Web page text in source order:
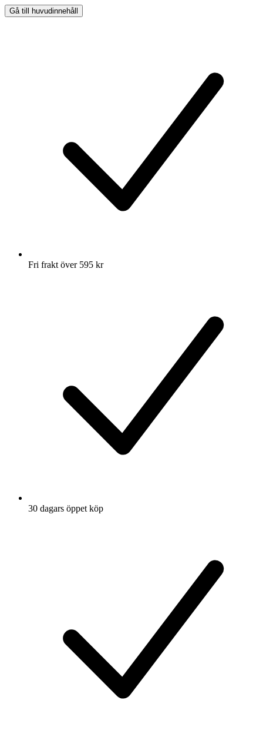
Gå till huvudinnehåll
Fri frakt över 595 kr
30 dagars öppet köp